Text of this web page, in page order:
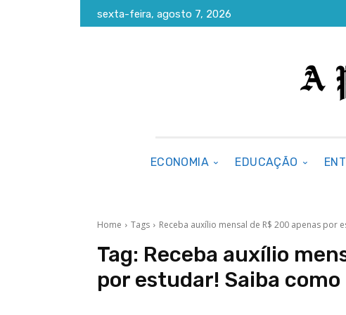
sexta-feira, agosto 7, 2026
ECONOMIA EDUCAÇÃO
Home Tags Receba auxílio mensal de R$ 200 apenas por
Tag: Receba auxílio
por estudar! Saiba como